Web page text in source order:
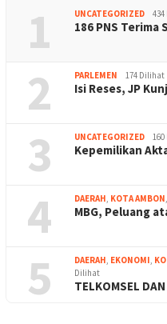
1 UNCATEGORIZED
186 PNS Terima
2 PARLEMEN 174 Dilihat
Isi Reses, JP
3 UNCATEGORIZED
Kepemilikan
4 DAERAH, KOTA AMBON,
MBG, Peluang
5 DAERAH, EKONOMI,
Dilihat
TELKOMSEL